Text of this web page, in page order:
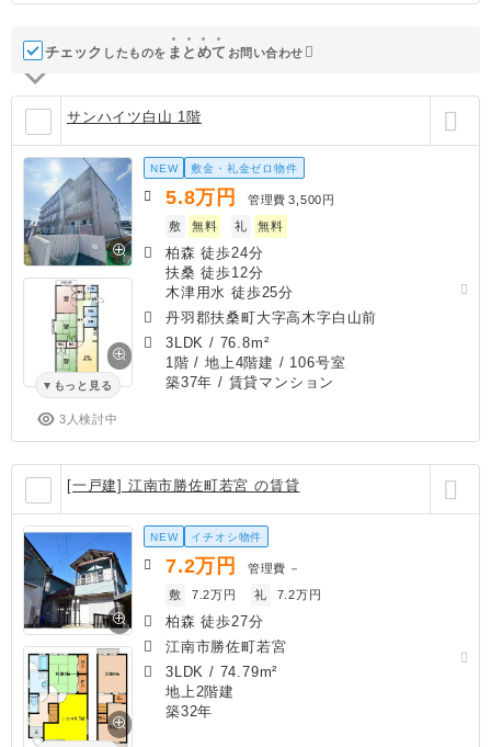
チェック したものを ま と めて お問い合わせ
サンハイツ白山 1階
もっと見る
3人検討中
NEW 敷金・礼金ゼロ物件
5.8万円 管理費 3,500円
敷
無料 礼 無料
柏森 徒歩24分
扶桑 徒歩12分
木津用水 徒歩25分
丹羽郡扶桑町大字高木字白山前
3LDK / 76.8m²
1階 / 地上4階建 / 106号室
築37年 / 賃貸マンション
[一戸建] 江南市勝佐町若宮 の賃貸
NEW イチオシ物件
7.2万円 管理費 －
敷
7.2万円 礼 7.2万円
柏森 徒歩27分
江南市勝佐町若宮
3LDK / 74.79m²
地上2階建
築32年